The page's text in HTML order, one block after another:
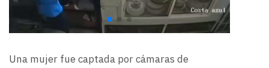
Una mujer fue captada por cámaras de